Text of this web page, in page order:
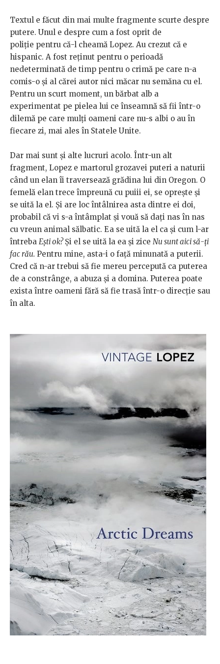
Textul e făcut din mai multe fragmente scurte despre
putere. Unul e despre cum a fost oprit de
poliție pentru că-l cheamă Lopez. Au crezut că e
hispanic. A fost reținut pentru o perioadă
nedeterminată de timp pentru o crimă pe care n-a
comis-o și al cărei autor nici măcar nu semăna cu el.
Pentru un scurt moment, un bărbat alb a
experimentat pe pielea lui ce înseamnă să fii într-o
dilemă pe care mulți oameni care nu-s albi o au în
fiecare zi, mai ales în Statele Unite.
Dar mai sunt și alte lucruri acolo. Într-un alt
fragment, Lopez e martorul grozavei puteri a naturii
când un elan îi traversează grădina lui din Oregon. O
femelă elan trece împreună cu puiii ei, se oprește și
se uită la el. Și are loc întâlnirea asta dintre ei doi,
probabil că vi s-a întâmplat și vouă să dați nas în nas
cu vreun animal sălbatic. Ea se uită la el ca și cum l-ar
întreba Ești ok? Și el se uită la ea și zice Nu sunt aici să-ți
fac rău. Pentru mine, asta-i o față minunată a puterii.
Cred că n-ar trebui să fie mereu percepută ca puterea
de a constrânge, a abuza și a domina. Puterea poate
exista între oameni fără să fie trasă într-o direcție sau
în alta.